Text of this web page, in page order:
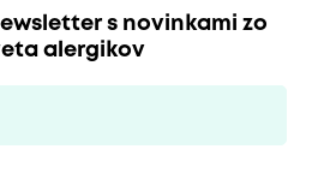
s novinkami zo
alergikov